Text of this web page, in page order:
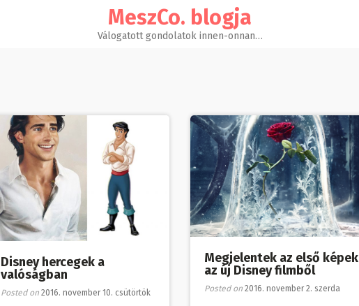
MeszCo. blogja
Válogatott gondolatok innen-onnan…
Disney hercegek a
valóságban
Posted on 2016. november 10. csütörtök
Megjelentek az első képek
az új Disney filmből
Posted on 2016. november 2. szerda